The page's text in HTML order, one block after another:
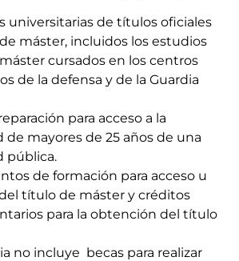
universitarias de títulos oficiales
máster, incluidos los estudios
cursados en los centros
de la defensa y de la Guardia
para acceso a la
de mayores de 25 años de una
pública.
de formación para acceso u
título de máster y créditos
para la obtención del título
no incluye becas para realizar